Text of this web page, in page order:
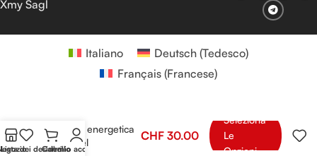
Xmy Sagl
Lista dei desideri
Carrello
Il mio account
Bevanda energetica
Ultra Fuel
CHF 30.00
Seleziona
Le
Opzioni
Italiano Deutsch (Tedesco)
Français(Francese)